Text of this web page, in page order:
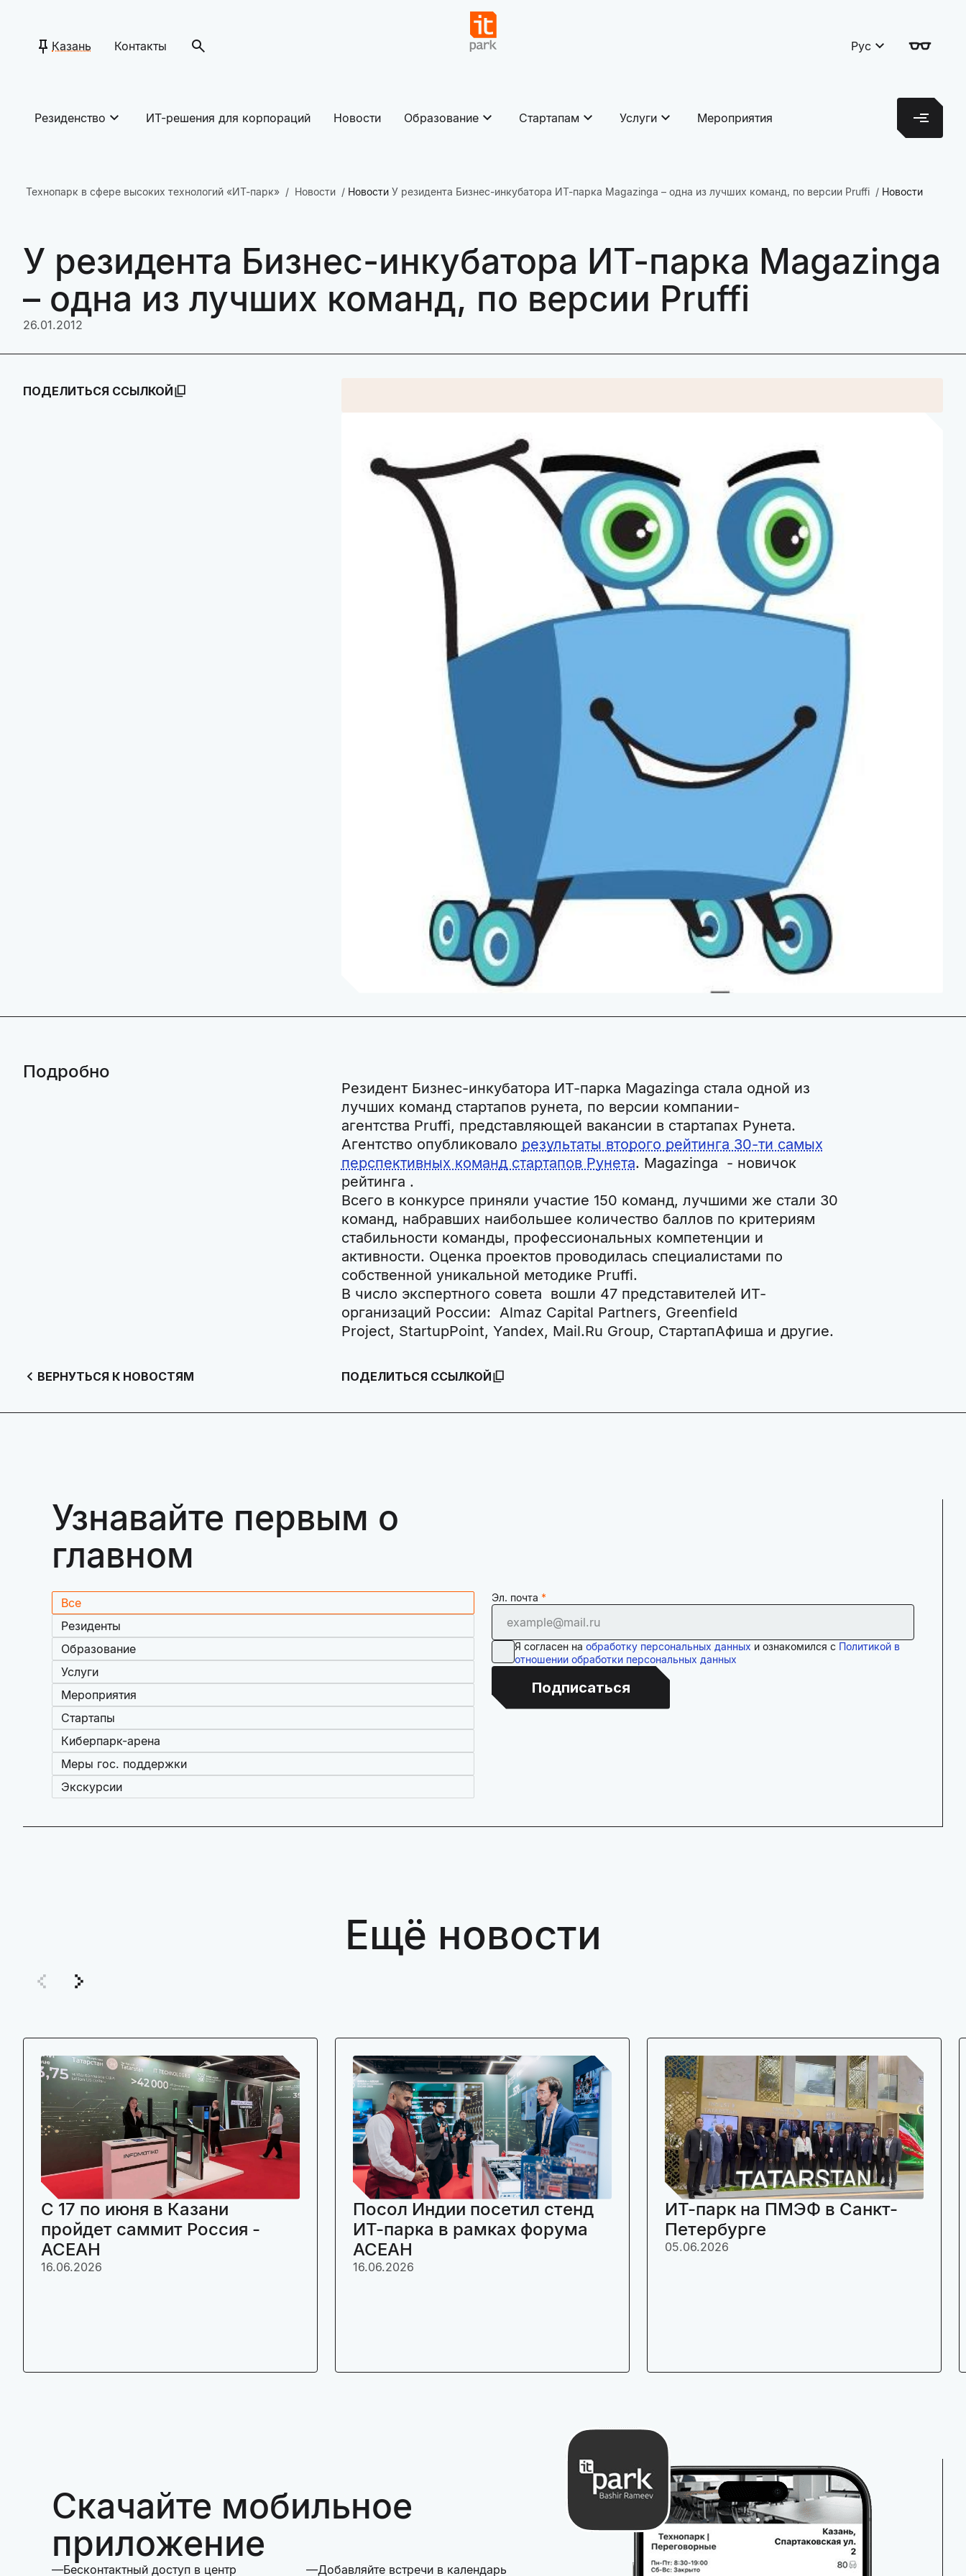
Казань Контакты Рус
Резиденство ИТ-решения для корпораций Новости Образование Стартапам Услуги Мероприятия
Технопарк в сфере высоких технологий «ИТ-парк» Новости Новости У резидента Бизнес-инкубатора ИТ-парка Magazinga – одна из лучших команд, по версии Pruffi Новости
У резидента Бизнес-инкубатора ИТ-парка Magazinga
– одна из лучших команд, по версии Pruffi
26.01.2012
ПОДЕЛИТЬСЯ ССЫЛКОЙ
Подробно
Резидент Бизнес-инкубатора ИТ-парка Magazinga стала одной из
лучших команд стартапов рунета, по версии компании-
агентства Pruffi, представляющей вакансии в стартапах Рунета.
Агентство опубликовало результаты второго рейтинга 30-ти самых
перспективных команд стартапов Рунета. Magazinga - новичок
рейтинга .
Всего в конкурсе приняли участие 150 команд, лучшими же стали 30
команд, набравших наибольшее количество баллов по критериям
стабильности команды, профессиональных компетенции и
активности. Оценка проектов проводилась специалистами по
собственной уникальной методике Pruffi.
В число экспертного совета вошли 47 представителей ИТ-
организаций России: Almaz Capital Partners, Greenfield
Project, StartupPoint, Yandex, Mail.Ru Group, СтартапАфиша и другие.
ВЕРНУТЬСЯ К НОВОСТЯМ ПОДЕЛИТЬСЯ ССЫЛКОЙ
Узнавайте первым о
главном
Все
Резиденты
Образование
Услуги
Мероприятия
Стартапы
Киберпарк-арена
Меры гос. поддержки
Экскурсии
Эл. почта
Я согласен на обработку персональных данных и ознакомился с Политикой в
отношении обработки персональных данных
Подписаться
Ещё новости
C 17 по июня в Казани
пройдет саммит Россия -
АСЕАН
16.06.2026
Посол Индии посетил стенд
ИТ-парка в рамках форума
АСЕАН
16.06.2026
ИТ-парк на ПМЭФ в Санкт-
Петербурге
05.06.2026
Скачайте мобильное
приложение
Бесконтактный доступ в центр Добавляйте встречи в календарь